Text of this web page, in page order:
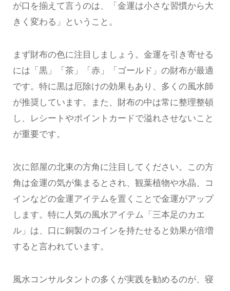
が口を揃えて言うのは、「金運は小さな習慣から大
きく変わる」ということ。
まず財布の色に注目しましょう。金運を引き寄せる
には「黒」「茶」「赤」「ゴールド」の財布が最適
です。特に黒は厄除けの効果もあり、多くの風水師
が推奨しています。また、財布の中は常に整理整頓
し、レシートやポイントカードで溢れさせないこと
が重要です。
次に部屋の北東の方角に注目してください。この方
角は金運の気が集まるとされ、観葉植物や水晶、コ
インなどの金運アイテムを置くことで金運がアップ
します。特に人気の風水アイテム「三本足のカエ
ル」は、口に銅製のコインを持たせると効果が倍増
すると言われています。
風水コンサルタントの多くが実践を勧めるのが、寝